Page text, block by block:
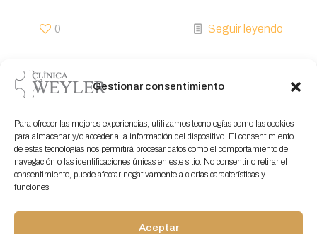
Gestionar consentimiento
Para ofrecer las mejores experiencias, utilizamos tecnologías como las cookies
para almacenar y/o acceder a la información del dispositivo. El consentimiento
de estas tecnologías nos permitirá procesar datos como el comportamiento de
navegación o las identificaciones únicas en este sitio. No consentir o retirar el
consentimiento, puede afectar negativamente a ciertas características y
funciones.
Aceptar
0 Seguir leyendo
Servicios de podología, estudios biomecánicos y
cirugía M.I.S especializada en Santa Cruz de Tenerife